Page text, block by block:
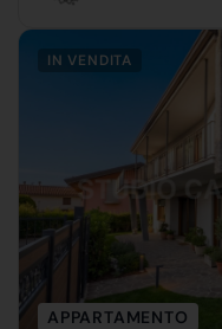
IN VENDITA
APPARTAMENTO